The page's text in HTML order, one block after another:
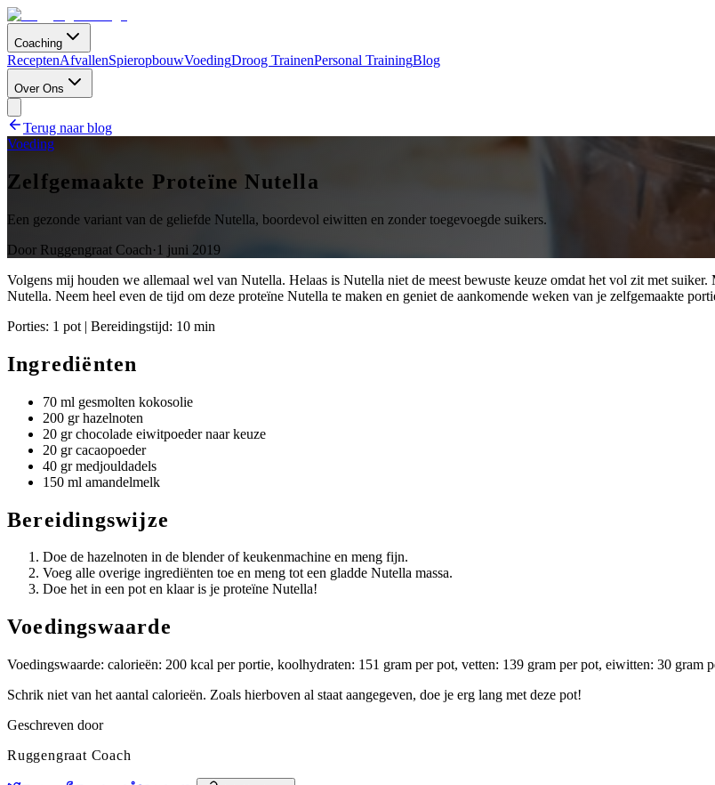
Coaching
ReceptenAfvallenSpieropbouwVoedingDroog TrainenPersonal TrainingBlog
Over Ons
Terug naar blog
Voeding
Zelfgemaakte Proteïne Nutella
Een gezonde variant van de geliefde Nutella, boordevol eiwitten en zonder toegevoegde suikers.
Door Ruggengraat Coach· 1 juni 2019
Volgens mij houden we allemaal wel van Nutella. Helaas is Nutella niet de meest bewuste keuze omdat het vol zit met
Nutella. Neem heel even de tijd om deze proteïne Nutella te maken en geniet de aankomende weken van je zelfgemaakte
Porties: 1 pot | Bereidingstijd: 10 min
Ingrediënten
70 ml gesmolten kokosolie
200 gr hazelnoten
20 gr chocolade eiwitpoeder naar keuze
20 gr cacaopoeder
40 gr medjouldadels
150 ml amandelmelk
Bereidingswijze
Doe de hazelnoten in de blender of keukenmachine en meng fijn.
Voeg alle overige ingrediënten toe en meng tot een gladde Nutella massa.
Doe het in een pot en klaar is je proteïne Nutella!
Voedingswaarde
Voedingswaarde: calorieën: 200 kcal per portie, koolhydraten: 151 gram per pot, vetten: 139 gram per pot, eiwitten: 30 gram
Schrik niet van het aantal calorieën. Zoals hierboven al staat aangegeven, doe je erg lang met deze pot!
Geschreven door
Ruggengraat Coach